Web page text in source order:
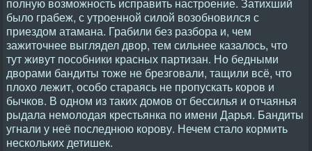
было грабеж, с утроенной силой возобновился с
приездом атамана. Грабили без разбора и, чем
зажиточнее выглядел двор, тем сильнее казалось, что
тут живут пособники красных партизан. Но бедными
дворами бандиты тоже не брезговали, тащили всё, что
плохо лежит, особо стараясь не пропускать коров и
бычков. В одном из таких домов от бессилья и отчаянья
рыдала немолодая крестьянка по имени Дарья. Бандиты
угнали у неё последнюю корову. Нечем стало кормить
нескольких детишек.